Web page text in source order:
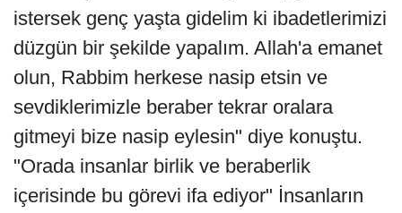
istersek genç yaşta gidelim ki ibadetlerimizi
düzgün bir şekilde yapalım. Allah'a emanet
olun, Rabbim herkese nasip etsin ve
sevdiklerimizle beraber tekrar oralara
gitmeyi bize nasip eylesin" diye konuştu.
"Orada insanlar birlik ve beraberlik
içerisinde bu görevi ifa ediyor" İnsanların